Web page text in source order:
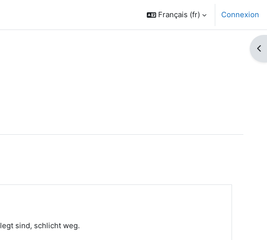
Français ‎(fr)‎ Connexion
sind, schlicht weg.